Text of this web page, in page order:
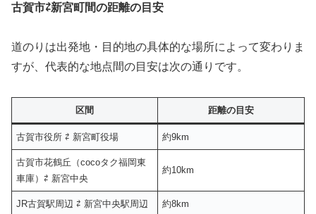
古賀市⇄新宮町間の距離の目安
道のりは出発地・目的地の具体的な場所によって変わりま
すが、代表的な地点間の目安は次の通りです。
区間 距離の目安
古賀市役所 ⇄ 新宮町役場 約9km
古賀市花鶴丘（cocoタク福岡東
車庫）⇄ 新宮中央
約10km
JR古賀駅周辺 ⇄ 新宮中央駅周辺 約8km